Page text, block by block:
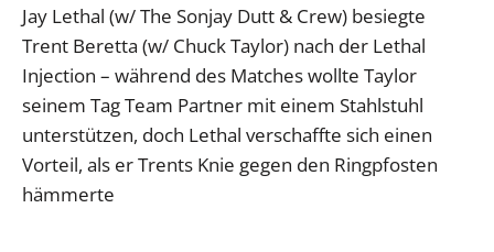
Jay Lethal (w/ The Sonjay Dutt & Crew) besiegte
Trent Beretta (w/ Chuck Taylor) nach der Lethal
Injection – während des Matches wollte Taylor
seinem Tag Team Partner mit einem Stahlstuhl
unterstützen, doch Lethal verschaffte sich einen
Vorteil, als er Trents Knie gegen den Ringpfosten
hämmerte